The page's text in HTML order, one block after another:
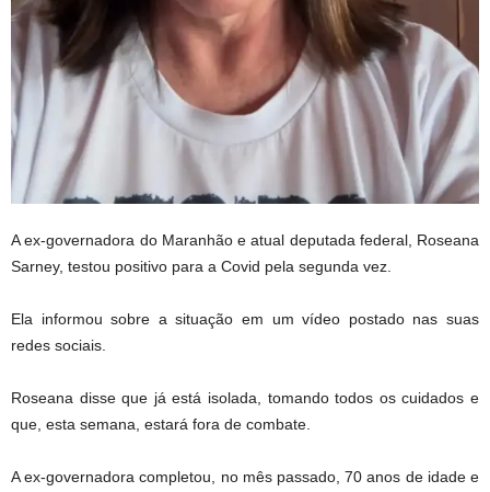
A ex-governadora do Maranhão e atual deputada federal, Roseana
Sarney, testou positivo para a Covid pela segunda vez.
Ela informou sobre a situação em um vídeo postado nas suas
redes sociais.
Roseana disse que já está isolada, tomando todos os cuidados e
que, esta semana, estará fora de combate.
A ex-governadora completou, no mês passado, 70 anos de idade e